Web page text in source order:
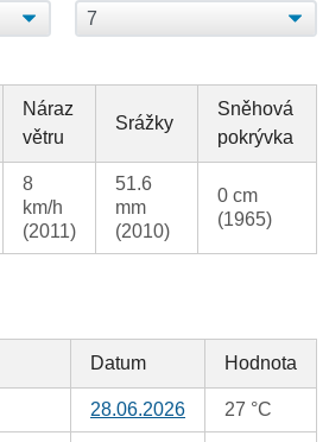
Náraz
větru
Srážky
Sněhová
pokrývka
8
km/h
(2011)
51.6
mm
(2010)
0 cm
(1965)
Datum Hodnota
28.06.2026 27 °C